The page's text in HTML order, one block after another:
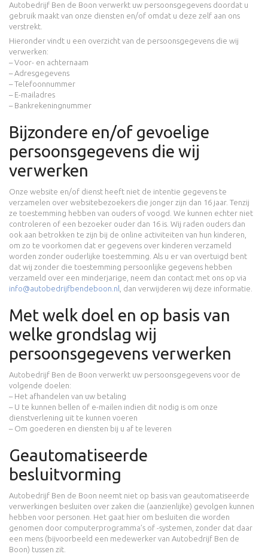
Autobedrijf Ben de Boon verwerkt uw persoonsgegevens doordat u
gebruik maakt van onze diensten en/of omdat u deze zelf aan ons
verstrekt.
Hieronder vindt u een overzicht van de persoonsgegevens die wij
verwerken:
– Voor- en achternaam
– Adresgegevens
– Telefoonnummer
– E-mailadres
– Bankrekeningnummer
Bijzondere en/of gevoelige
persoonsgegevens die wij
verwerken
Onze website en/of dienst heeft niet de intentie gegevens te
verzamelen over websitebezoekers die jonger zijn dan 16 jaar. Tenzij
ze toestemming hebben van ouders of voogd. We kunnen echter niet
controleren of een bezoeker ouder dan 16 is. Wij raden ouders dan
ook aan betrokken te zijn bij de online activiteiten van hun kinderen,
om zo te voorkomen dat er gegevens over kinderen verzameld
worden zonder ouderlijke toestemming. Als u er van overtuigd bent
dat wij zonder die toestemming persoonlijke gegevens hebben
verzameld over een minderjarige, neem dan contact met ons op via
info@autobedrijfbendeboon.nl
, dan verwijderen wij deze informatie.
Met welk doel en op basis van
welke grondslag wij
persoonsgegevens verwerken
Autobedrijf Ben de Boon verwerkt uw persoonsgegevens voor de
volgende doelen:
– Het afhandelen van uw betaling
– U te kunnen bellen of e-mailen indien dit nodig is om onze
dienstverlening uit te kunnen voeren
– Om goederen en diensten bij u af te leveren
Geautomatiseerde
besluitvorming
Autobedrijf Ben de Boon neemt niet op basis van geautomatiseerde
verwerkingen besluiten over zaken die (aanzienlijke) gevolgen kunnen
hebben voor personen. Het gaat hier om besluiten die worden
genomen door computerprogramma’s of -systemen, zonder dat daar
een mens (bijvoorbeeld een medewerker van Autobedrijf Ben de
Boon) tussen zit.